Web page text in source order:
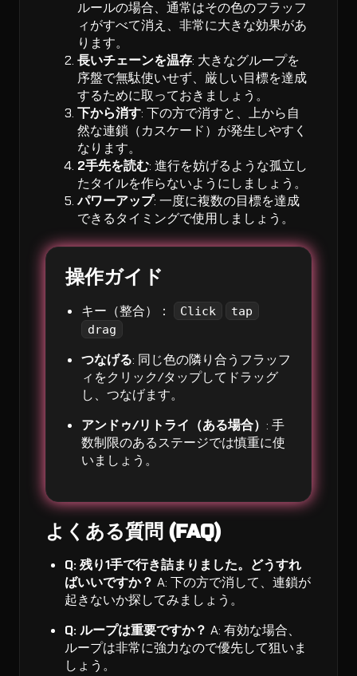
ルールの場合、通常はその色のフラッフ
ィがすべて消え、非常に大きな効果があ
ります。
長いチェーンを温存: 大きなグループを
序盤で無駄使いせず、厳しい目標を達成
するために取っておきましょう。
下から消す: 下の方で消すと、上から自
然な連鎖（カスケード）が発生しやすく
なります。
2手先を読む: 進行を妨げるような孤立し
たタイルを作らないようにしましょう。
パワーアップ: 一度に複数の目標を達成
できるタイミングで使用しましょう。
操作ガイド
キー（整合）： Click
tap
drag
つなげる: 同じ色の隣り合うフラッフ
ィをクリック/タップしてドラッグ
し、つなげます。
アンドゥ/リトライ（ある場合） : 手
数制限のあるステージでは慎重に使
いましょう。
よくある質問 (FAQ)
Q: 残り1手で行き詰まりました。どうすれ
ばいいですか？ A: 下の方で消して、連鎖が
起きないか探してみましょう。
Q: ループは重要ですか？ A: 有効な場合、
ループは非常に強力なので優先して狙いま
しょう。